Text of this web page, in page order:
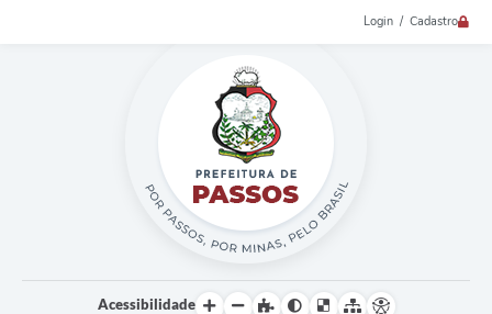
Login / Cadastro
Acessibilidade